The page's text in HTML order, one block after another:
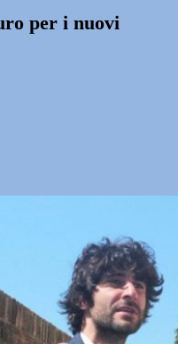
per i nuovi